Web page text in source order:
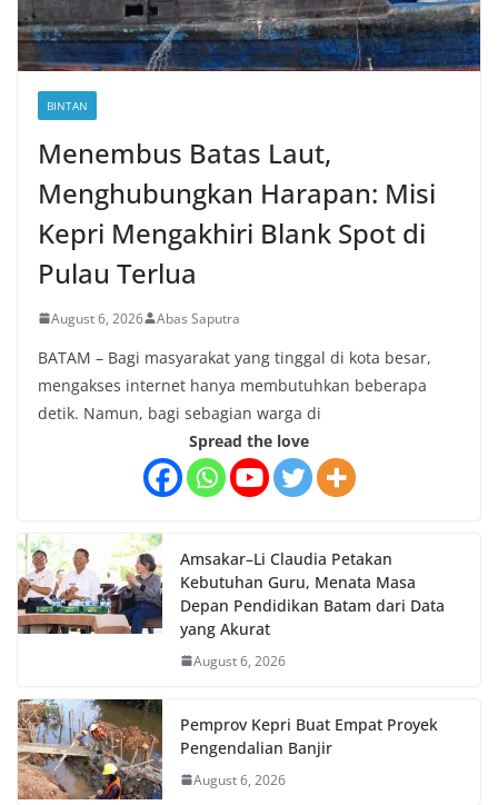
BINTAN
Menembus Batas Laut,
Menghubungkan Harapan: Misi
Kepri Mengakhiri Blank Spot di
Pulau Terlua
August 6, 2026 Abas Saputra
BATAM – Bagi masyarakat yang tinggal di kota besar,
mengakses internet hanya membutuhkan beberapa
detik. Namun, bagi sebagian warga di
Spread the love
Amsakar–Li Claudia Petakan
Kebutuhan Guru, Menata Masa
Depan Pendidikan Batam dari Data
yang Akurat
August 6, 2026
Pemprov Kepri Buat Empat Proyek
Pengendalian Banjir
August 6, 2026